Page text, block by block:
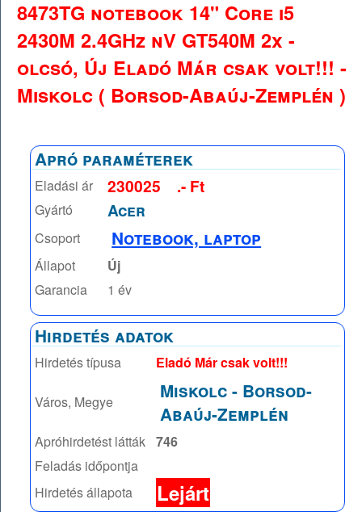
8473TG notebook 14" Core i5
2430M 2.4GHz nV GT540M 2x -
olcsó, Új Eladó Már csak volt!!! -
Miskolc ( Borsod-Abaúj-Zemplén )
Apró paraméterek
Eladási ár 230025 .- Ft
Gyártó Acer
Csoport Notebook, laptop
Állapot
Új
Garancia
1 év
Hirdetés adatok
Hirdetés típusa Eladó Már csak volt!!!
Város, Megye Miskolc- Borsod-
Abaúj-Zemplén
Apróhirdetést látták 746
Feladás időpontja
Hirdetés állapota
Lejárt